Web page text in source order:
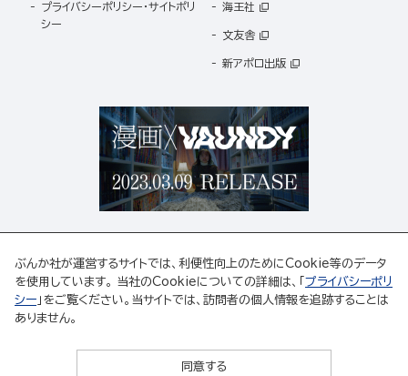
プライバシーポリシー・サイトポリ
シー
海王社
文友舎
新アポロ出版
ABJマークは、この電子書店・電子書籍配信サービスが、著作権者からコンテンツ使用許諾を
得た正規版配信サービスであることを示す登録商標(登録番号 第6091713号)です。
https://aebs.or.jp/
ぶんか社が運営するサイトでは、利便性向上のためにCookie等のデータ
を使用しています。 当社のCookieについての詳細は、「 プライバシーポリ
シー 」をご覧ください。当サイトでは、訪問者の個人情報を追跡することは
ありません。
同意する